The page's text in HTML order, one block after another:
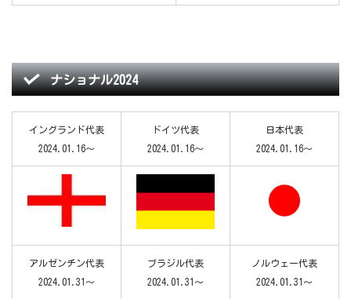
ナショナル2024
イングランド代表
2024.01.16～
ドイツ代表
2024.01.16～
日本代表
2024.01.16～
アルゼンチン代表
2024.01.31～
ブラジル代表
2024.01.31～
ノルウェー代表
2024.01.31～